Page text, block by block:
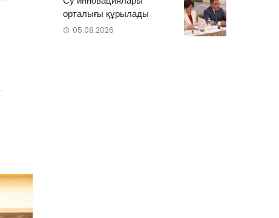
орталығы құрылады
05.08.2026